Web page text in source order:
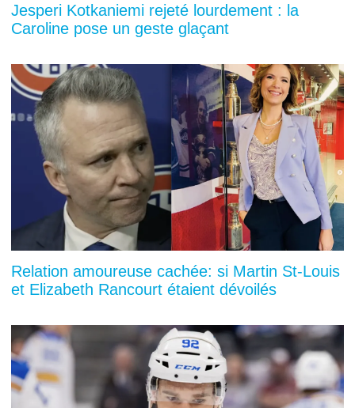
Jesperi Kotkaniemi rejeté lourdement : la
Caroline pose un geste glaçant
Relation amoureuse cachée: si Martin St-Louis
et Elizabeth Rancourt étaient dévoilés